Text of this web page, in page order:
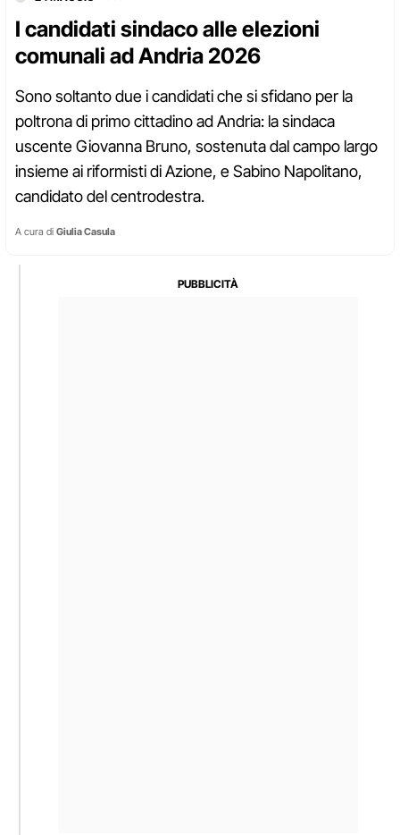
I candidati sindaco alle elezioni
comunali ad Andria 2026
Sono soltanto due i candidati che si sfidano per la
poltrona di primo cittadino ad Andria: la sindaca
uscente Giovanna Bruno, sostenuta dal campo largo
insieme ai riformisti di Azione, e Sabino Napolitano,
candidato del centrodestra.
A cura di Giulia Casula